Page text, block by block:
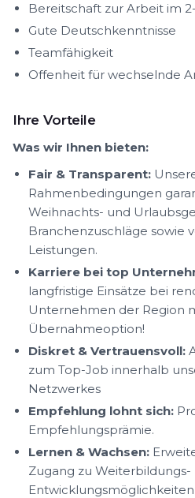
Bereitschaft zur Arbeit im
Gute Deutschkenntnisse
Teamfähigkeit
Offenheit für wechselnde
Ihre Vorteile
Was wir Ihnen bieten:
Fair & Transparent:
Rahmenbedingungen
Weihnachts- und
Branchenzuschläge sowie
Leistungen.
Karriere bei top
langfristige Einsätze bei
Unternehmen der Region
Übernahmeoption!
Diskret & Vertrauensvoll:
zum Top-Job innerhalb
Netzwerkes
Empfehlung lohnt sich:
Empfehlungsprämie.
Lernen & Wachsen:
Zugang zu Weiterbildungs-